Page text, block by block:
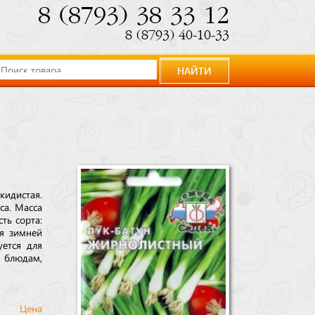
8 (8793) 38 33 12
8 (8793) 40-10-33
НАЙТИ
Масса
сорта:
зимней
для
Цена